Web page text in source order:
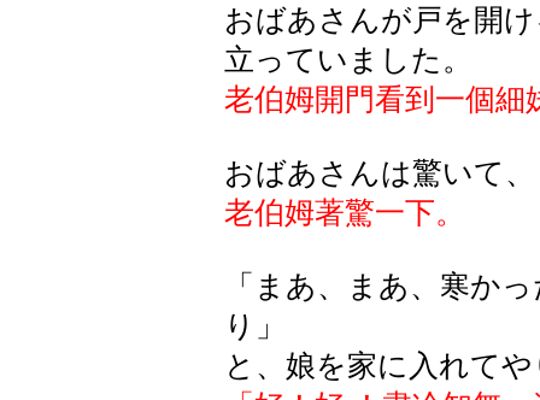
おばあさんが戸を開
立っていました。
老伯姆開門看到一個細
おばあさんは驚いて、
老伯姆著驚一下。
「まあ、まあ、寒か
り」
と、娘を家に入れて